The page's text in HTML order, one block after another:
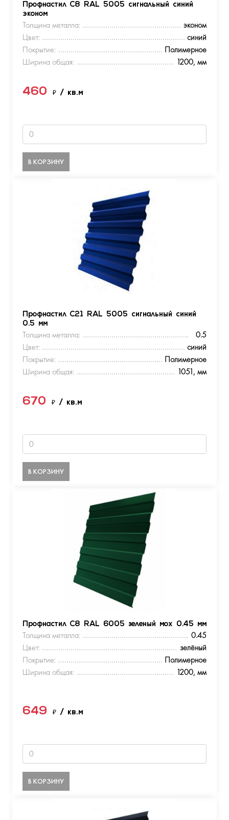
Профнастил С8 RAL 5005 сигнальный синий
эконом
Толщина металла:
эконом
Цвет:
синий
Покрытие:
Полимерное
Ширина общая:
1200, мм
460 ₽ / кв.м
В КОРЗИНУ
Профнастил С21 RAL 5005 сигнальный синий
0.5 мм
Толщина металла:
0.5
Цвет:
синий
Покрытие:
Полимерное
Ширина общая:
1051, мм
670 ₽ / кв.м
В КОРЗИНУ
Профнастил С8 RAL 6005 зеленый мох 0.45 мм
Толщина металла:
0.45
Цвет:
зелёный
Покрытие:
Полимерное
Ширина общая:
1200, мм
649 ₽ / кв.м
В КОРЗИНУ